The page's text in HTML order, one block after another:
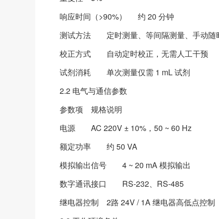
响应时间（>90%）
约 20 分钟
测试方法
定时测量、等间隔测量、手动随
校正方式
自动定时校正，无需人工干预
试剂消耗
单次测量仅需 1 mL 试剂
2.2 电气与通信参数
参数项
规格说明
电源
AC 220V ± 10%，50 ~ 60 Hz
额定功率
约 50 VA
模拟输出信号
4 ~ 20 mA 模拟输出
数字通讯接口
RS-232、RS-485
继电器控制
2路 24V / 1A 继电器高低点控制